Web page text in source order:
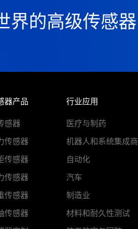
界的高级传感器
器产品
感器
传感器
传感器
传感器
传感器
传感器
行业应用
医疗与制药
机器人和系统集成商
自动化
汽车
制造业
材料和耐久性测试